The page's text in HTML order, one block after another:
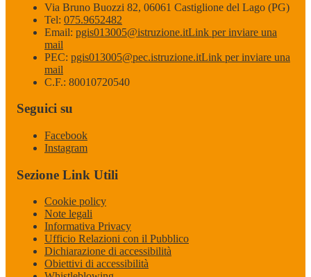
Via Bruno Buozzi 82, 06061 Castiglione del Lago (PG)
Tel: 075.9652482
Email: pgis013005@istruzione.itLink per inviare una
mail
PEC: pgis013005@pec.istruzione.itLink per inviare una
mail
C.F.: 80010720540
Seguici su
Facebook
Instagram
Sezione Link Utili
Cookie policy
Note legali
Informativa Privacy
Ufficio Relazioni con il Pubblico
Dichiarazione di accessibilità
Obiettivi di accessibilità